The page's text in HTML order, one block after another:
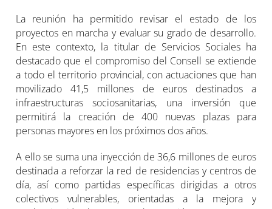
La reunión ha permitido revisar el estado de los
proyectos en marcha y evaluar su grado de desarrollo.
En este contexto, la titular de Servicios Sociales ha
destacado que el compromiso del Consell se extiende
a todo el territorio provincial, con actuaciones que han
movilizado 41,5 millones de euros destinados a
infraestructuras sociosanitarias, una inversión que
permitirá la creación de 400 nuevas plazas para
personas mayores en los próximos dos años.
A ello se suma una inyección de 36,6 millones de euros
destinada a reforzar la red de residencias y centros de
día, así como partidas específicas dirigidas a otros
colectivos vulnerables, orientadas a la mejora y